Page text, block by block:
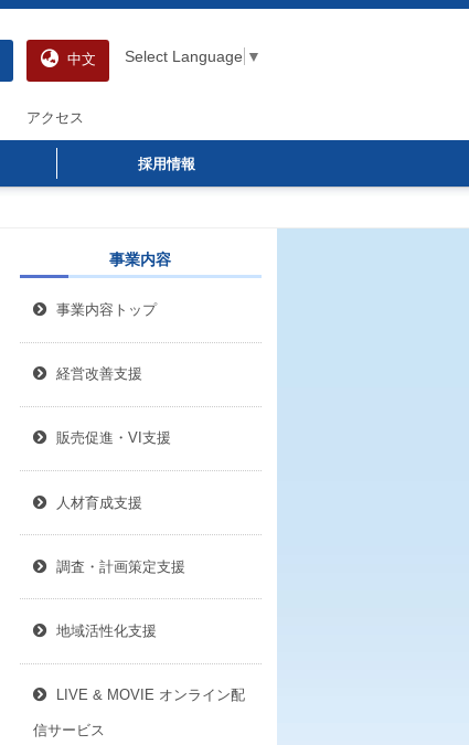
中文 Select Language ▼
アクセス
採用情報
事業内容
事業内容トップ
経営改善支援
販売促進・VI支援
人材育成支援
調査・計画策定支援
地域活性化支援
LIVE & MOVIE オンライン配
信サービス